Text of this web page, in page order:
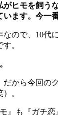
がヒモを飼う
います。今一
ので、10代
。
から今回のグ
。
』も『ガチ